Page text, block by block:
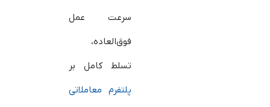
سرعت عمل
فوق‌العاده،
تسلط کامل بر
پلتفرم معاملاتی